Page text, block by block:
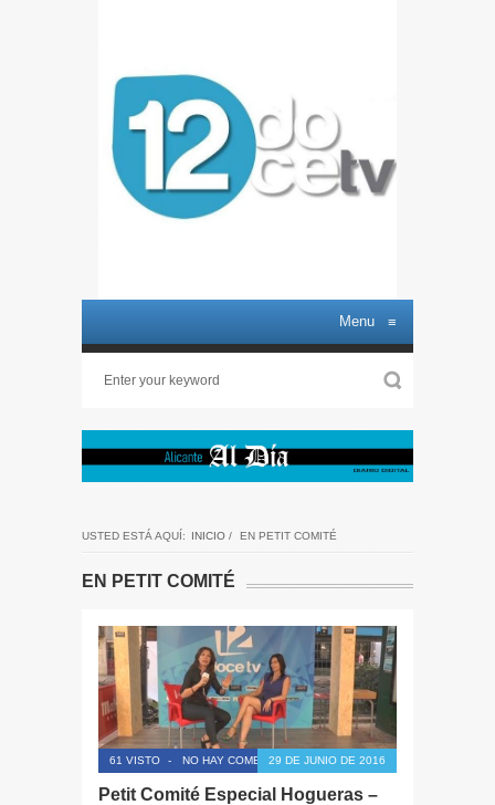
Menu ≡
USTED ESTÁ AQUÍ: INICIO / EN PETIT COMITÉ
EN PETIT COMITÉ
61 VISTO - NO HAY COMENTARIOS29 DE JUNIO DE 2016
Petit Comité Especial Hogueras –